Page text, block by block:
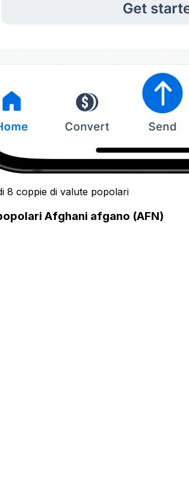
8 coppie di valute popolari
Afghani afgano (AFN)